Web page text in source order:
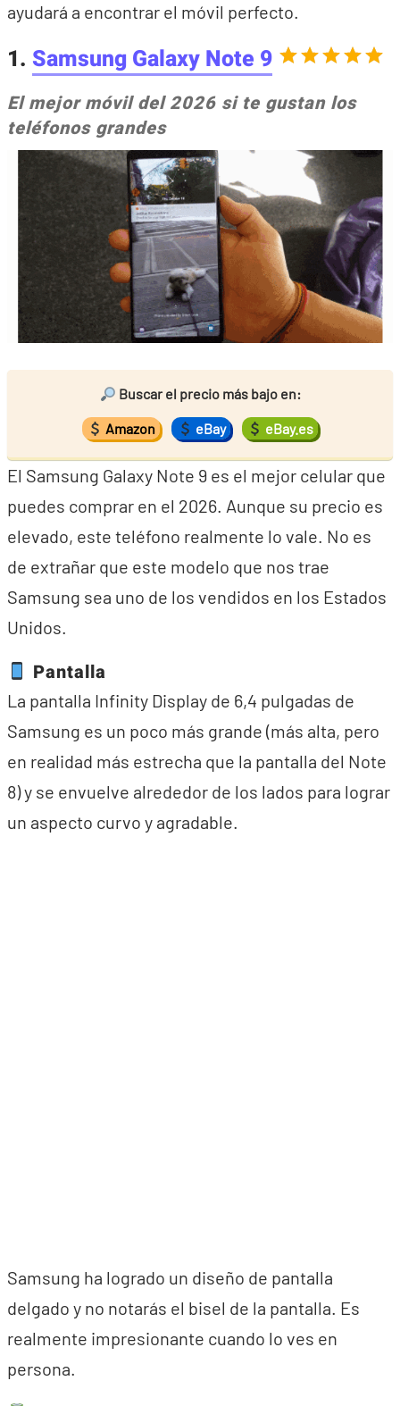
ayudará a encontrar el móvil perfecto.
1. Samsung Galaxy Note 9
El mejor móvil del 2026 si te gustan los
teléfonos grandes
Buscar el precio más bajo en:
Amazon eBay eBay.es
El Samsung Galaxy Note 9 es el mejor celular que
puedes comprar en el 2026. Aunque su precio es
elevado, este teléfono realmente lo vale. No es
de extrañar que este modelo que nos trae
Samsung sea uno de los vendidos en los Estados
Unidos.
Pantalla
La pantalla Infinity Display de 6,4 pulgadas de
Samsung es un poco más grande (más alta, pero
en realidad más estrecha que la pantalla del Note
8) y se envuelve alrededor de los lados para lograr
un aspecto curvo y agradable.
Samsung ha logrado un diseño de pantalla
delgado y no notarás el bisel de la pantalla. Es
realmente impresionante cuando lo ves en
persona.